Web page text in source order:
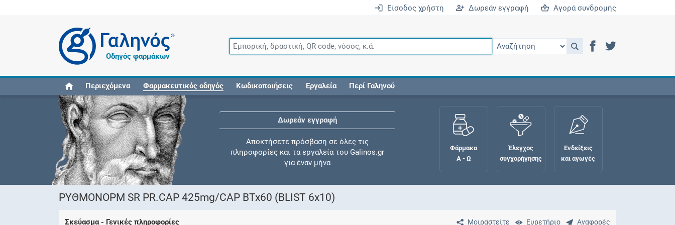
Είσοδος χρήστη Δωρεάν εγγραφή Αγορά συνδρομής
®
Οδηγός φαρμάκων
Περιεχόμενα Φαρμακευτικός οδηγός Κωδικοποιήσεις Εργαλεία Περί Γαληνού
Δωρεάν εγγραφή
Αποκτήσετε πρόσβαση σε όλες τις
πληροφορίες και τα εργαλεία του Galinos.gr
για έναν μήνα
Φάρμακα
Α - Ω
Έλεγχος
συγχορήγησης
Ενδείξεις
και αγωγές
ΡΥΘΜΟΝΟΡΜ SR PR.CAP 425mg/CAP BTx60 (BLIST 6x10)
Μοιραστείτε Ευρετήριο Αναφορές
Σκεύασμα - Γενικές πληροφορίες